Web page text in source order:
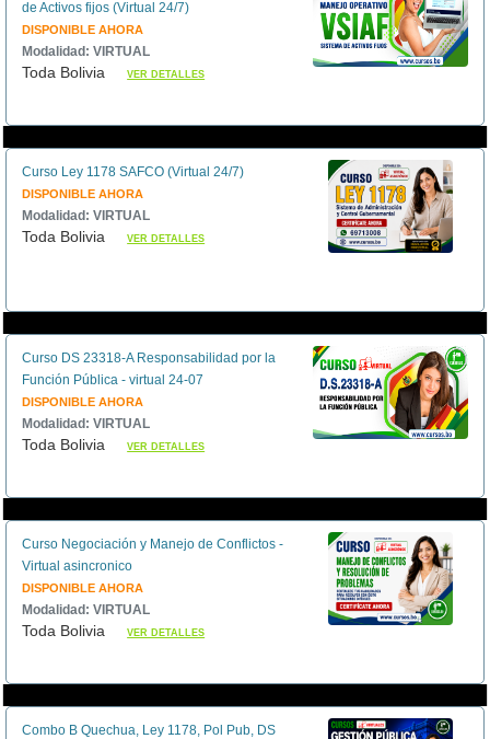
de Activos fijos (Virtual 24/7)
DISPONIBLE AHORA
Modalidad: VIRTUAL
Toda BoliviaVER DETALLES
Curso Ley 1178 SAFCO (Virtual 24/7)
DISPONIBLE AHORA
Modalidad: VIRTUAL
Toda BoliviaVER DETALLES
Curso DS 23318-A Responsabilidad por la
Función Pública - virtual 24-07
DISPONIBLE AHORA
Modalidad: VIRTUAL
Toda BoliviaVER DETALLES
Curso Negociación y Manejo de Conflictos -
Virtual asincronico
DISPONIBLE AHORA
Modalidad: VIRTUAL
Toda BoliviaVER DETALLES
Combo B Quechua, Ley 1178, Pol Pub, DS